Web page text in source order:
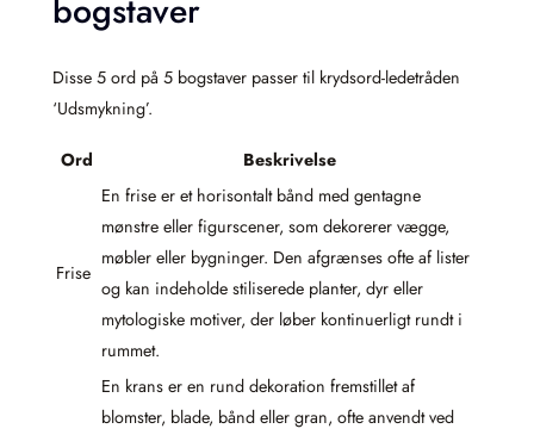
bogstaver
Disse 5 ord på 5 bogstaver passer til krydsord-ledetråden
‘Udsmykning’.
Ord Beskrivelse
Frise
En frise er et horisontalt bånd med gentagne
mønstre eller figurscener, som dekorerer vægge,
møbler eller bygninger. Den afgrænses ofte af lister
og kan indeholde stiliserede planter, dyr eller
mytologiske motiver, der løber kontinuerligt rundt i
rummet.
En krans er en rund dekoration fremstillet af
blomster, blade, bånd eller gran, ofte anvendt ved